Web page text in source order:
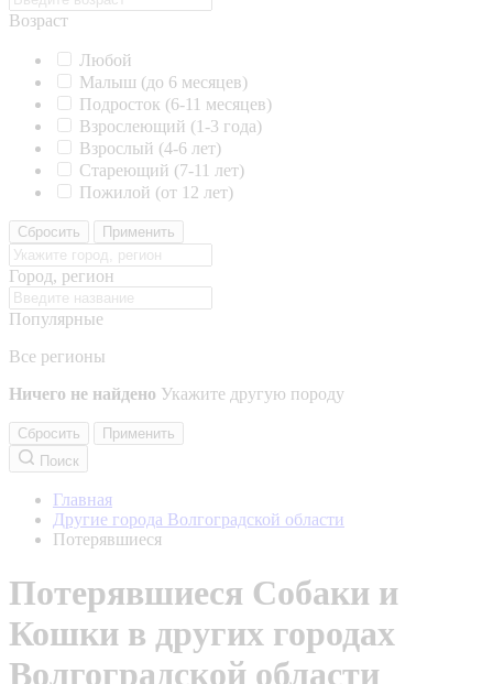
Возраст
Любой
Малыш (до 6 месяцев)
Подросток (6-11 месяцев)
Взрослеющий (1-3 года)
Взрослый (4-6 лет)
Стареющий (7-11 лет)
Пожилой (от 12 лет)
Сбросить Применить
Город, регион
Популярные
Все регионы
Ничего не найдено Укажите другую породу
Сбросить
Применить
Поиск
Главная
Другие города Волгоградской области
Потерявшиеся
Потерявшиеся Собаки и
Кошки в других городах
Волгоградской области